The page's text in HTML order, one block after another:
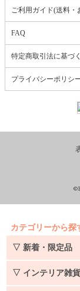
ご利用ガイド(送料・
FAQ
特定商取引法に基づ
プライバシーポリシ
カテゴリーから探
▽ 新着・限定品
▽ インテリア雑貨